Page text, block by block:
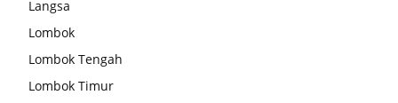
Langsa
Lombok
Lombok Tengah
Lombok Timur